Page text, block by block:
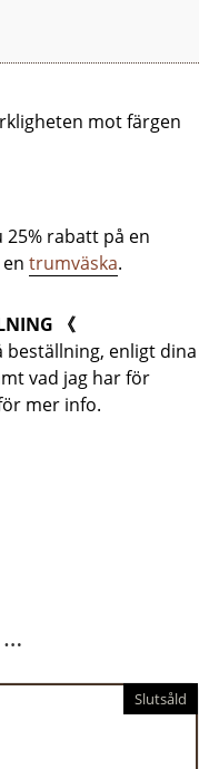
mot färgen
rabatt på en
trumväska.
《
beställning, enligt dina
vad jag har för
mer info.
…
Slutsåld